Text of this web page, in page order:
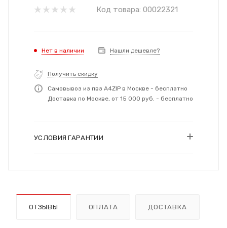
Код товара: 00022321
Нет в наличии Нашли дешевле?
Получить скидку
Самовывоз из пвз A4ZIP в Москве - бесплатно
Доставка по Москве, от 15 000 руб. - бесплатно
УСЛОВИЯ ГАРАНТИИ
ОТЗЫВЫ ОПЛАТА ДОСТАВКА